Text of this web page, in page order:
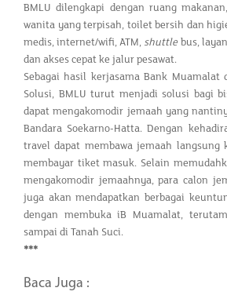
BMLU dilengkapi dengan ruang
wanita yang terpisah, toilet bersih dan
medis, internet/wifi, ATM, shuttlebus,
dan akses cepat ke jalur pesawat.
Sebagai hasil kerjasama Bank Muamalat
Solusi, BMLU turut menjadi solusi bagi
dapat mengakomodir jemaah yang
Bandara Soekarno-Hatta. Dengan
travel dapat membawa jemaah langsung
membayar tiket masuk. Selain
mengakomodir jemaahnya, para calon
juga akan mendapatkan berbagai
dengan membuka iB Muamalat,
sampai di Tanah Suci.
***
Baca Juga :